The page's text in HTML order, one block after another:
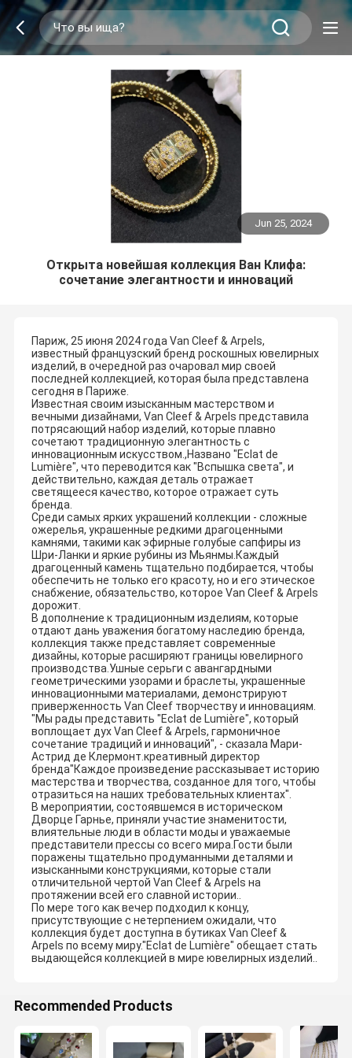
Jun 25, 2024
Открыта новейшая коллекция Ван Клифа:
сочетание элегантности и инноваций
Париж, 25 июня 2024 года Van Cleef & Arpels,
известный французский бренд роскошных ювелирных
изделий, в очередной раз очаровал мир своей
последней коллекцией, которая была представлена
сегодня в Париже.
Известная своим изысканным мастерством и
вечными дизайнами, Van Cleef & Arpels представила
потрясающий набор изделий, которые плавно
сочетают традиционную элегантность с
инновационным искусством.,Названо "Eclat de
Lumière", что переводится как "Вспышка света", и
действительно, каждая деталь отражает
светящееся качество, которое отражает суть
бренда.
Среди самых ярких украшений коллекции - сложные
ожерелья, украшенные редкими драгоценными
камнями, такими как эфирные голубые сапфиры из
Шри-Ланки и яркие рубины из Мьянмы.Каждый
драгоценный камень тщательно подбирается, чтобы
обеспечить не только его красоту, но и его этическое
снабжение, обязательство, которое Van Cleef & Arpels
дорожит.
В дополнение к традиционным изделиям, которые
отдают дань уважения богатому наследию бренда,
коллекция также представляет современные
дизайны, которые расширяют границы ювелирного
производства.Ушные серьги с авангардными
геометрическими узорами и браслеты, украшенные
инновационными материалами, демонстрируют
приверженность Van Cleef творчеству и инновациям.
"Мы рады представить "Eclat de Lumière", который
воплощает дух Van Cleef & Arpels, гармоничное
сочетание традиций и инноваций", - сказала Мари-
Астрид де Клермонт.креативный директор
бренда"Каждое произведение рассказывает историю
мастерства и творчества, созданное для того, чтобы
отразиться на наших требовательных клиентах".
В мероприятии, состоявшемся в историческом
Дворце Гарнье, приняли участие знаменитости,
влиятельные люди в области моды и уважаемые
представители прессы со всего мира.Гости были
поражены тщательно продуманными деталями и
изысканными конструкциями, которые стали
отличительной чертой Van Cleef & Arpels на
протяжении всей его славной истории..
По мере того как вечер подходил к концу,
присутствующие с нетерпением ожидали, что
коллекция будет доступна в бутиках Van Cleef &
Arpels по всему миру."Eclat de Lumière" обещает стать
выдающейся коллекцией в мире ювелирных изделий..
Recommended Products